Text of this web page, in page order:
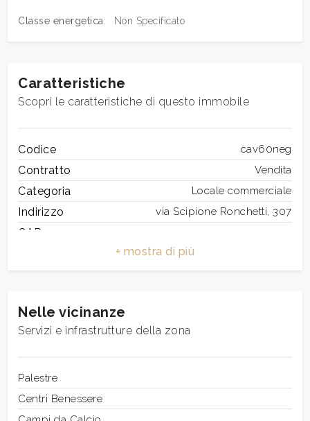
Classe energetica: Non Specificato
Caratteristiche
Scopri le caratteristiche di questo immobile
Codice cav60neg
Contratto Vendita
Categoria Locale commerciale
Indirizzo via Scipione Ronchetti, 307
CAP
Cavaria con Premezzo
Bagni
Locali
Riscaldamento
Nelle vicinanze
Servizi e infrastrutture della zona
Palestre
Centri Benessere
4
5
5+
1